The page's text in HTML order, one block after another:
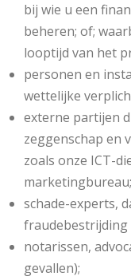
bij wie u een
beheren; of;
looptijd van het
personen en
wettelijke
externe partijen
zeggenschap en
zoals onze ICT-­
marketingbureau;
schade-experts,
fraudebestrijding
notarissen,
gevallen);